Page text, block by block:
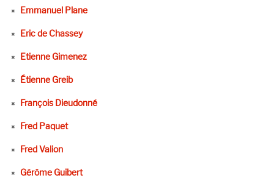
Emmanuel Plane
Eric de Chassey
Etienne Gimenez
Étienne Greib
François Dieudonné
Fred Paquet
Fred Valion
Gérôme Guibert